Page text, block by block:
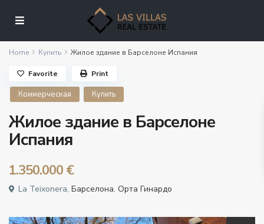
Home Купить Жилое здание в Барселоне Испания
Коммерческая Купить
Жилое здание в Барселоне
Испания
1.350.000 €
La Teixonera,Барселона,Орта Гинардо
Favorite Print